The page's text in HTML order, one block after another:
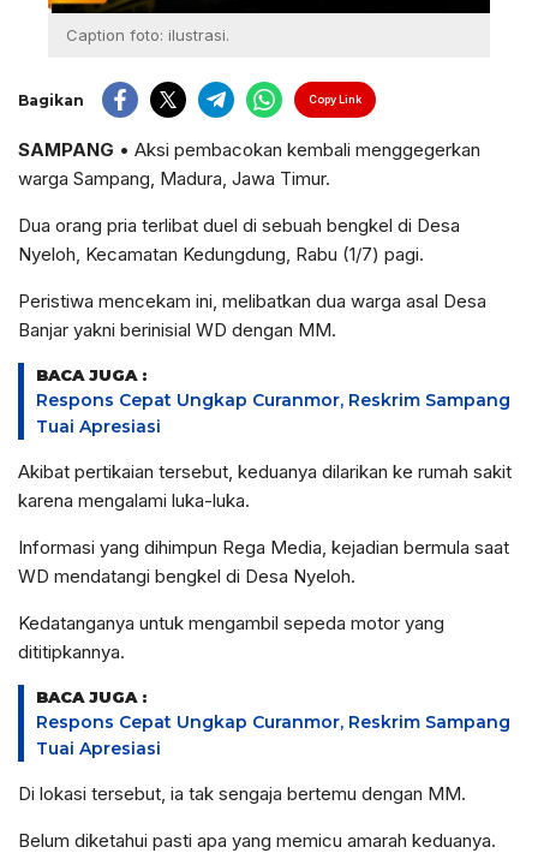
Caption foto: ilustrasi.
Bagikan Copy Link
SAMPANG • Aksi pembacokan kembali menggegerkan
warga Sampang, Madura, Jawa Timur.
Dua orang pria terlibat duel di sebuah bengkel di Desa
Nyeloh, Kecamatan Kedungdung, Rabu (1/7) pagi.
Peristiwa mencekam ini, melibatkan dua warga asal Desa
Banjar yakni berinisial WD dengan MM.
BACA JUGA :
Respons Cepat Ungkap Curanmor, Reskrim Sampang
Tuai Apresiasi
Akibat pertikaian tersebut, keduanya dilarikan ke rumah sakit
karena mengalami luka-luka.
Informasi yang dihimpun Rega Media, kejadian bermula saat
WD mendatangi bengkel di Desa Nyeloh.
Kedatanganya untuk mengambil sepeda motor yang
dititipkannya.
BACA JUGA :
Respons Cepat Ungkap Curanmor, Reskrim Sampang
Tuai Apresiasi
Di lokasi tersebut, ia tak sengaja bertemu dengan MM.
Belum diketahui pasti apa yang memicu amarah keduanya.